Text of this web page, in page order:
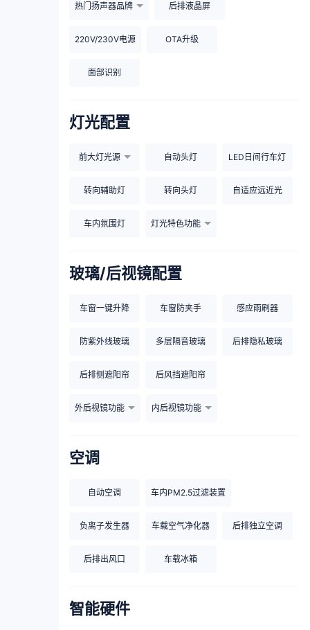
热门扬声器品牌 后排液晶屏
220V/230V电源 OTA升级
面部识别
灯光配置
前大灯光源 自动头灯 LED日间行车灯
转向辅助灯 转向头灯 自适应远近光
车内氛围灯 灯光特色功能
玻璃/后视镜配置
车窗一键升降 车窗防夹手 感应雨刷器
防紫外线玻璃 多层隔音玻璃 后排隐私玻璃
后排侧遮阳帘 后风挡遮阳帘
外后视镜功能 内后视镜功能
空调
自动空调 车内PM2.5过滤装置
负离子发生器 车载空气净化器 后排独立空调
后排出风口 车载冰箱
智能硬件